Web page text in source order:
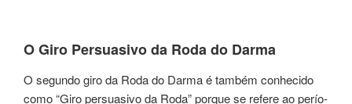
O Giro Per­sua­si­vo da Roda do Darma
O segun­do giro da Roda do Darma é tam­bém conhe­ci­do
como “Giro persua­si­vo da Roda” por­que se refe­re ao perío­